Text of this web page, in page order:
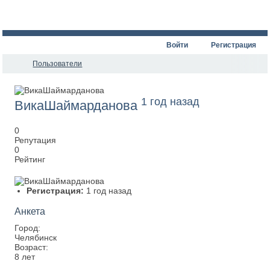
Войти Регистрация
Пользователи
ВикаШаймарданова 1 год назад
0
Репутация
0
Рейтинг
Регистрация: 1 год назад
Анкета
Город:
Челябинск
Возраст:
8 лет